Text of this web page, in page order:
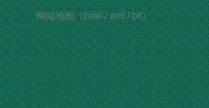
网站地图（ html / xml / txt）